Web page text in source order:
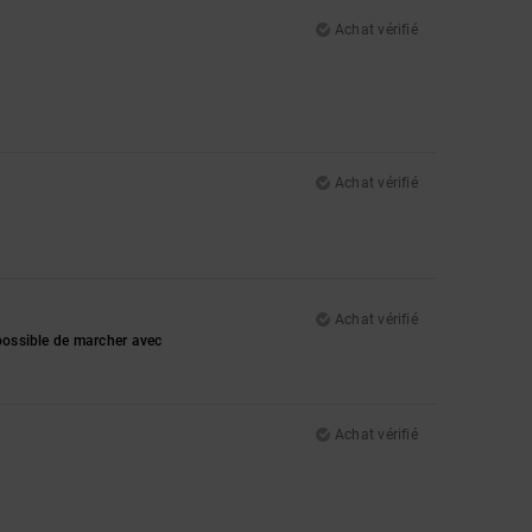
Achat vérifié
Achat vérifié
Achat vérifié
de marcher avec
Achat vérifié